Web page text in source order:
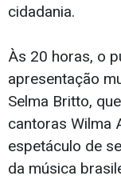
cidadania.
Às 20 horas, o
apresentação
Selma Britto,
cantoras Wilma
espetáculo de
da música